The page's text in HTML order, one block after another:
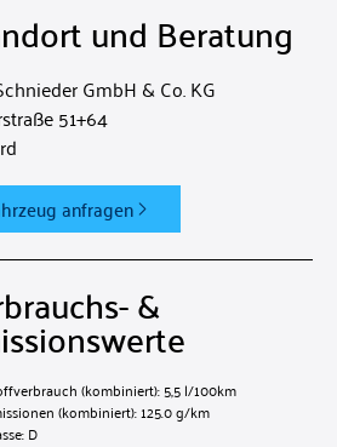
und Beratung
GmbH & Co. KG
51+64
anfragen
&
(kombiniert):5,5 l/100km
(kombiniert):125.0 g/km
D